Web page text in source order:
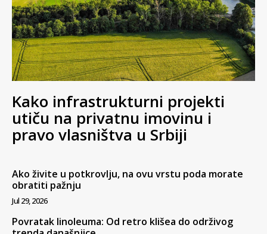
Kako infrastrukturni projekti
utiču na privatnu imovinu i
pravo vlasništva u Srbiji
Ako živite u potkrovlju, na ovu vrstu poda morate
obratiti pažnju
Jul 29, 2026
Povratak linoleuma: Od retro klišea do održivog